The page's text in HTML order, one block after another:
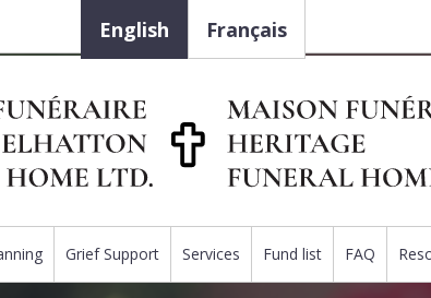
English Français
Grief Support Services Fund list FAQ